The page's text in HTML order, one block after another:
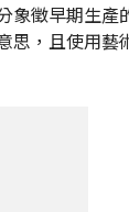
徵早期生
，且使用